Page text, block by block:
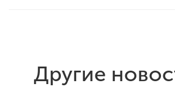
Другие